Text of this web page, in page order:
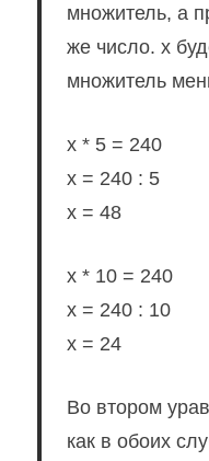
множитель, а
же число. x
множитель
x * 5 = 240
x = 240 : 5
x = 48
x * 10 = 240
x = 240 : 10
x = 24
Во втором
как в обоих